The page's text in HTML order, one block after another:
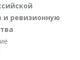
и ревизионную